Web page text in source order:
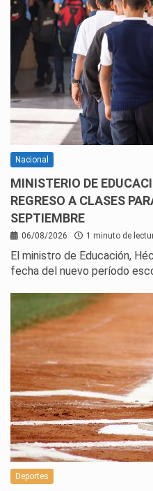
Nacional
MINISTERIO DE
REGRESO A CLASES
SEPTIEMBRE
06/08/2026 1 minuto de
El ministro de Educación,
fecha del nuevo período
Deportes